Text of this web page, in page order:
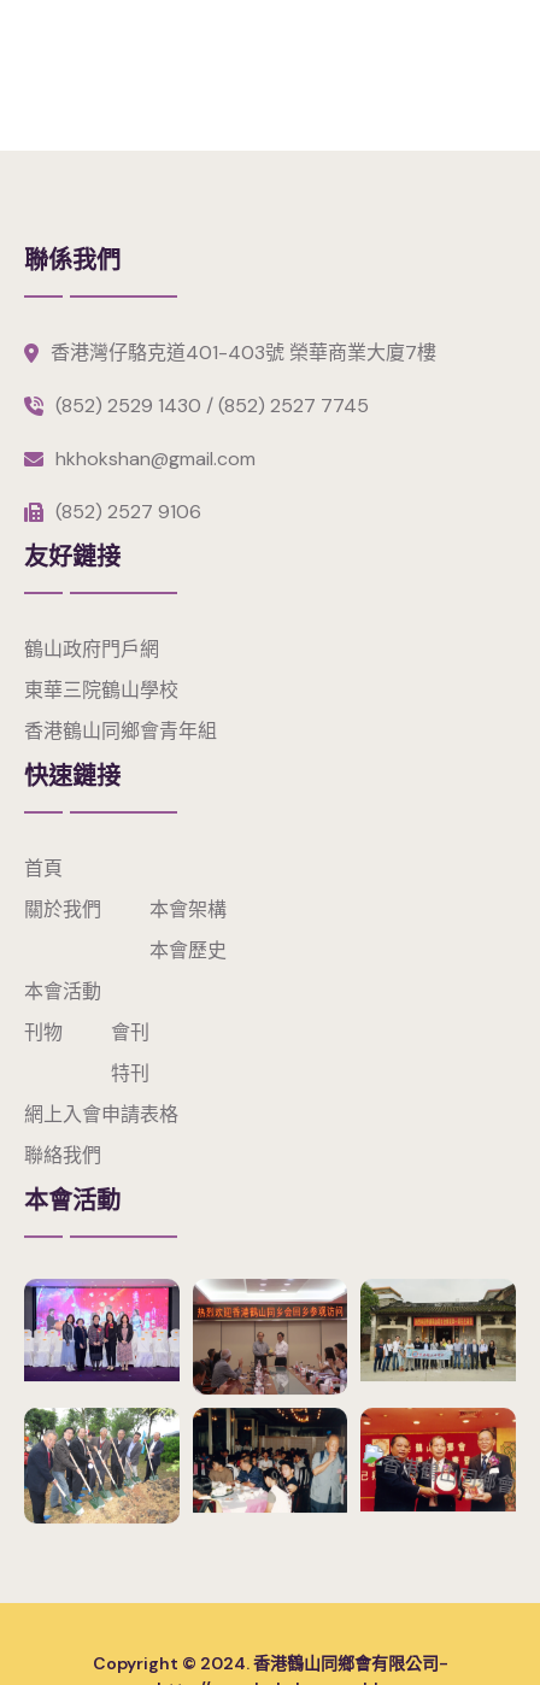
聯係我們
香港灣仔駱克道401-403號 榮華商業大廈7樓
(852) 2529 1430 / (852) 2527 7745
hkhokshan@gmail.com
(852) 2527 9106
友好鏈接
鶴山政府門戶網
東華三院鶴山學校
香港鶴山同鄉會青年組
快速鏈接
首頁
關於我們
本會架構
本會歷史
本會活動
刊物
會刊
特刊
網上入會申請表格
聯絡我們
本會活動
Copyright © 2024. 香港鶴山同鄉會有限公司-